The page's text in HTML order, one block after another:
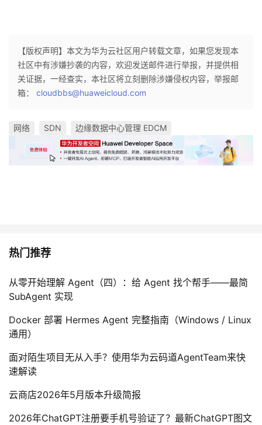
【版权声明】本文为华为云社区用户转载文章，如果您发现本
社区中有涉嫌抄袭的内容，欢迎发送邮件进行举报，并提供相
关证据，一经查实，本社区将立刻删除涉嫌侵权内容，举报邮
箱： cloudbbs@huaweicloud.com
网络 SDN 边缘数据中心管理 EDCM
热门推荐
从零开始理解 Agent（四）：给 Agent 找个帮手——最简
SubAgent 实现
Docker 部署 Hermes Agent 完整指南（Windows / Linux
通用）
面对陌生项目无从入手？使用华为云码道AgentTeam来快
速解读
云商店2026年5月版本升级简报
2026年ChatGPT注册要手机号验证了？最新ChatGPT图文